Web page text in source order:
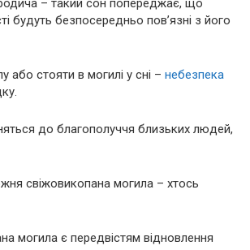
– такий сон попереджає, що
будуть безпосередньо пов’язні з його
або стояти в могилі у сні – небезпека
до благополуччя близьких людей,
свіжовикопана могила – хтось
могила є передвістям відновлення